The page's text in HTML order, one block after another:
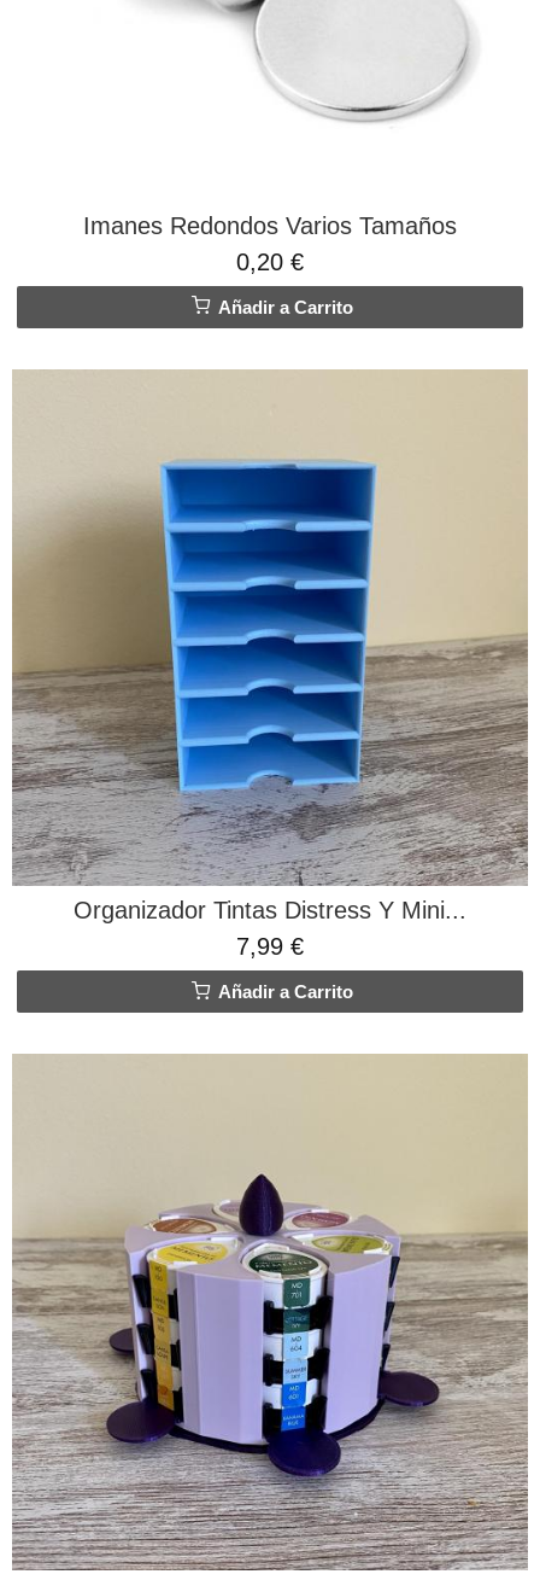
Imanes Redondos Varios Tamaños
0,20 €
Añadir a Carrito
Organizador Tintas Distress Y Mini...
7,99 €
Añadir a Carrito